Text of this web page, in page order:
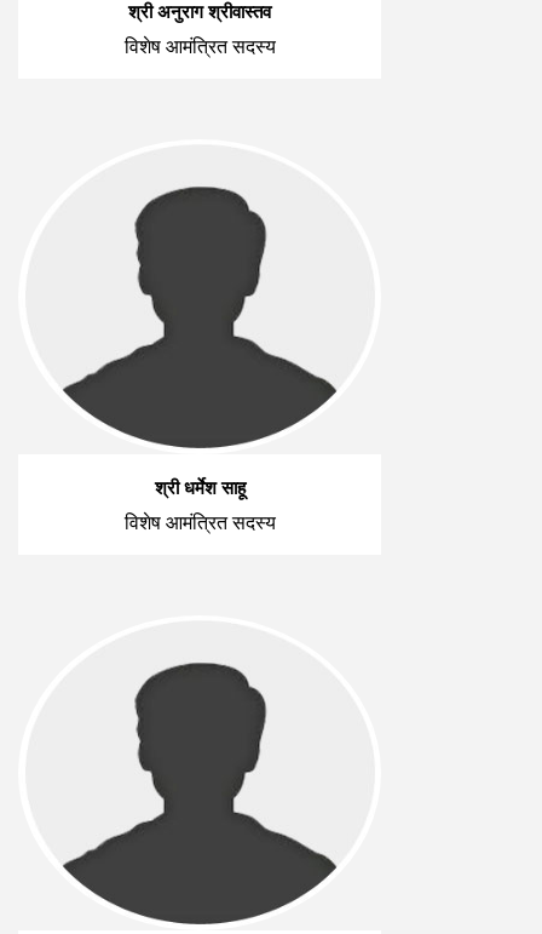
श्री अनुराग श्रीवास्तव
विशेष आमंत्रित सदस्य
श्री धर्मेश साहू
विशेष आमंत्रित सदस्य